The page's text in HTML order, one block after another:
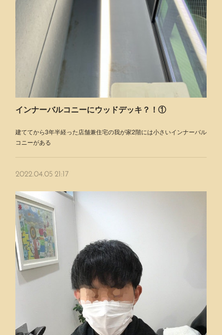
インナーバルコニーにウッドデッキ？！①
建ててから3年半経った店舗兼住宅の我が家2階には小さいインナーバル
コニーがある
2022.04.05 21:17